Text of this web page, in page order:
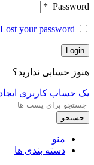
Password
*
Lost your password?
Login
هنوز حسابی ندارید؟
یک حساب کاربری ایجاد
جستجو
منو
دسته بندی ها